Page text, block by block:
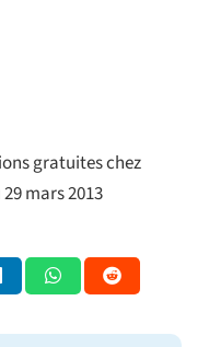
gratuites chez
mars 2013